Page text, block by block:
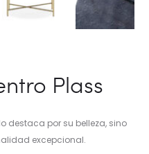
Plass
destaca por su belleza, sino
excepcional.